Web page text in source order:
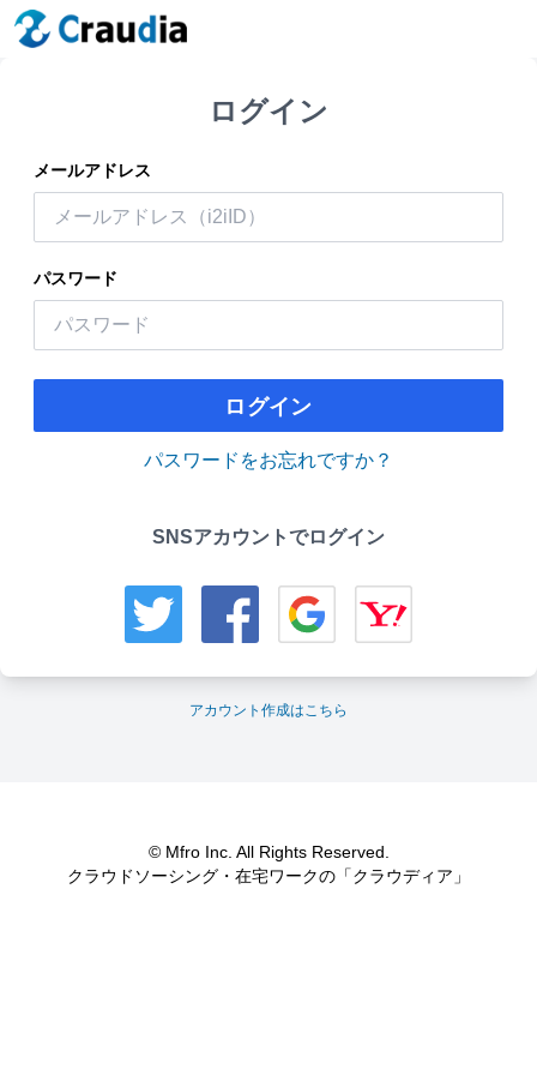
ログイン
メールアドレス
パスワード
ログイン
パスワードをお忘れですか？
SNSアカウントでログイン
アカウント作成はこちら
© Mfro Inc. All Rights Reserved.
クラウドソーシング・在宅ワークの「クラウディア」